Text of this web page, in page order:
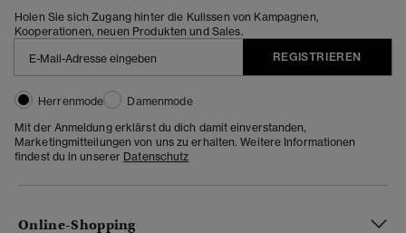
Holen Sie sich Zugang hinter die Kulissen von Kampagnen,
Kooperationen, neuen Produkten und Sales.
REGISTRIEREN
Herrenmode
Damenmode
Mit der Anmeldung erklärst du dich damit einverstanden,
Marketingmitteilungen von uns zu erhalten. Weitere Informationen
findest du in unserer Datenschutz
Online-Shopping